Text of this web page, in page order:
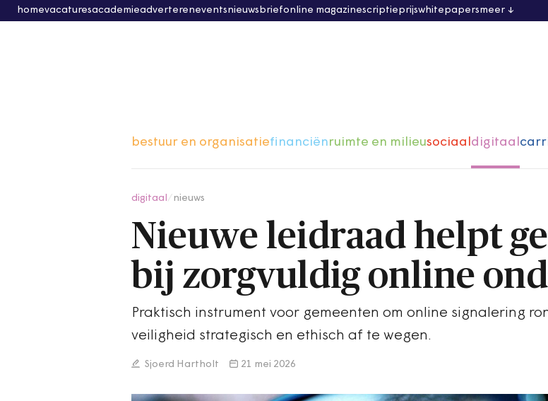
homevacaturesacademieadvertereneventsnieuwsbriefonline magazinescriptieprijswhitepapersmeer
bestuur en organisatiefinanciënruimte en milieusociaaldigitaal
digitaal nieuws
Nieuwe leidraad helpt
bij zorgvuldig online
Praktisch instrument voor gemeenten om online signalering
veiligheid strategisch en ethisch af te wegen.
Sjoerd Hartholt 21 mei 2026